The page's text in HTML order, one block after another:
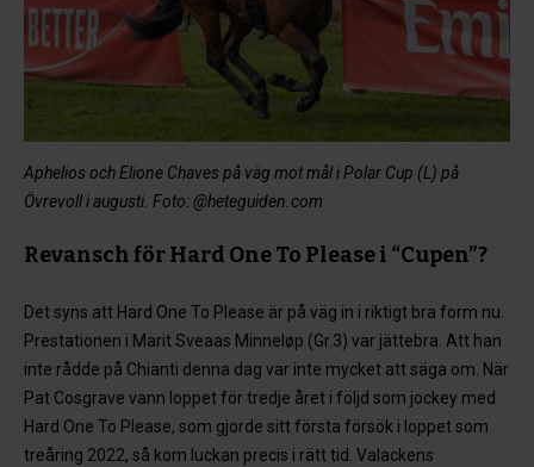
Aphelios och Elione Chaves på väg mot mål i Polar Cup (L) på
Övrevoll i augusti. Foto: @heteguiden.com
Revansch för Hard One To Please i “Cupen”?
Det syns att Hard One To Please är på väg in i riktigt bra form nu.
Prestationen i Marit Sveaas Minneløp (Gr.3) var jättebra. Att han
inte rådde på Chianti denna dag var inte mycket att säga om. När
Pat Cosgrave vann loppet för tredje året i följd som jockey med
Hard One To Please, som gjorde sitt första försök i loppet som
treåring 2022, så kom luckan precis i rätt tid. Valackens